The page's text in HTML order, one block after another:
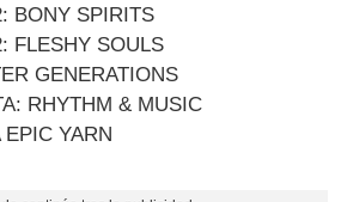
BONY SPIRITS
FLESHY SOULS
GENERATIONS
RHYTHM & MUSIC
EPIC YARN